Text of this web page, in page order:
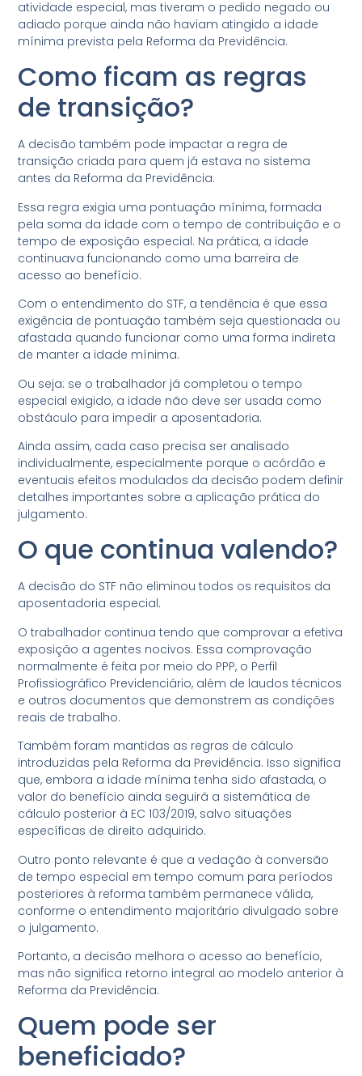
atividade especial, mas tiveram o pedido negado ou
adiado porque ainda não haviam atingido a idade
mínima prevista pela Reforma da Previdência.
Como ficam as regras
de transição?
A decisão também pode impactar a regra de
transição criada para quem já estava no sistema
antes da Reforma da Previdência.
Essa regra exigia uma pontuação mínima, formada
pela soma da idade com o tempo de contribuição e o
tempo de exposição especial. Na prática, a idade
continuava funcionando como uma barreira de
acesso ao benefício.
Com o entendimento do STF, a tendência é que essa
exigência de pontuação também seja questionada ou
afastada quando funcionar como uma forma indireta
de manter a idade mínima.
Ou seja: se o trabalhador já completou o tempo
especial exigido, a idade não deve ser usada como
obstáculo para impedir a aposentadoria.
Ainda assim, cada caso precisa ser analisado
individualmente, especialmente porque o acórdão e
eventuais efeitos modulados da decisão podem definir
detalhes importantes sobre a aplicação prática do
julgamento.
O que continua valendo?
A decisão do STF não eliminou todos os requisitos da
aposentadoria especial.
O trabalhador continua tendo que comprovar a efetiva
exposição a agentes nocivos. Essa comprovação
normalmente é feita por meio do PPP, o Perfil
Profissiográfico Previdenciário, além de laudos técnicos
e outros documentos que demonstrem as condições
reais de trabalho.
Também foram mantidas as regras de cálculo
introduzidas pela Reforma da Previdência. Isso significa
que, embora a idade mínima tenha sido afastada, o
valor do benefício ainda seguirá a sistemática de
cálculo posterior à EC 103/2019, salvo situações
específicas de direito adquirido.
Outro ponto relevante é que a vedação à conversão
de tempo especial em tempo comum para períodos
posteriores à reforma também permanece válida,
conforme o entendimento majoritário divulgado sobre
o julgamento.
Portanto, a decisão melhora o acesso ao benefício,
mas não significa retorno integral ao modelo anterior à
Reforma da Previdência.
Quem pode ser
beneficiado?